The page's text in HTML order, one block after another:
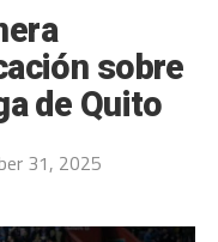
sobre
de Quito
31, 2025